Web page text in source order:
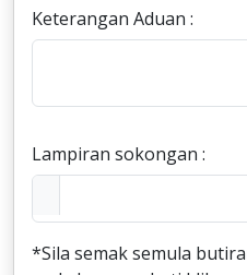
Keterangan Aduan :
Lampiran sokongan :
*Sila semak semula